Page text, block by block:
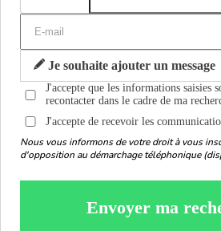
Je souhaite ajouter un message
J'accepte que les informations saisies
recontacter dans le cadre de ma
J'accepte de recevoir les
Nous vous informons de votre droit à vous
d'opposition au démarchage téléphonique
Envoyer ma